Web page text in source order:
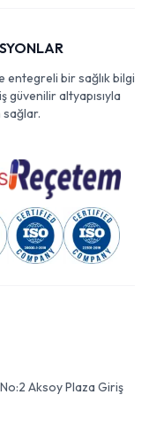
entegreli bir sağlık bilgi
altyapısıyla
sağlar.
Aksoy Plaza Giriş